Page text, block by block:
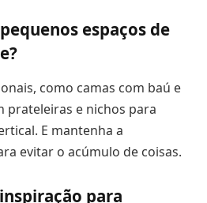
espaços de
como camas com baú e
prateleiras e nichos para
E mantenha a
evitar o acúmulo de coisas.
para